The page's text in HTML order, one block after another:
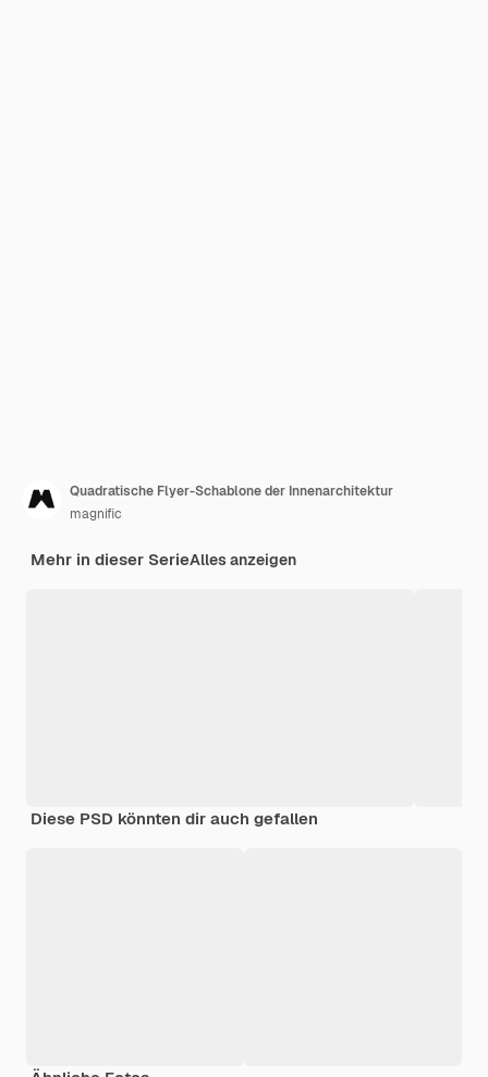
Quadratische Flyer-Schablone der Innenarchitektur
magnific
Mehr in dieser SerieAlles anzeigen
Diese PSD könnten dir auch gefallen